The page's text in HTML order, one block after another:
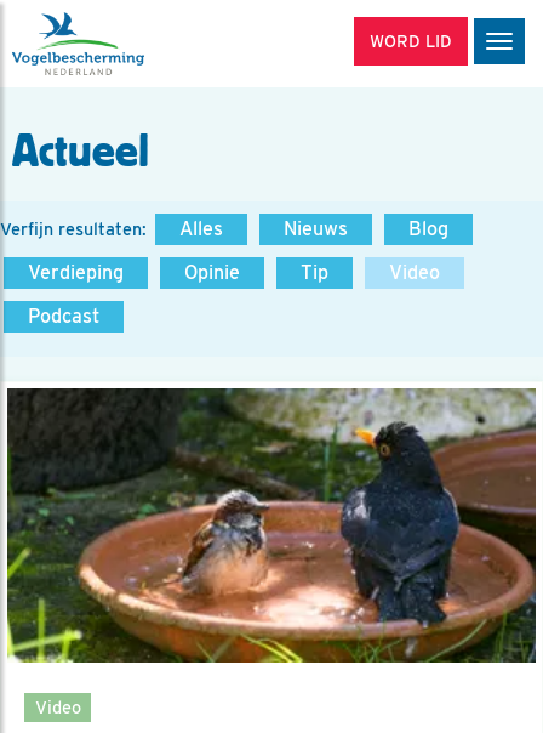
WORD LID
Actueel
Verfijn resultaten: Alles Nieuws
Blog
Verdieping
Opinie Tip
Video
Podcast
Video